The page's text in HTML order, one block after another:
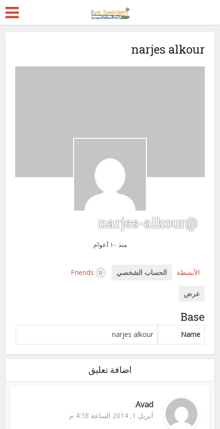
narjes alkour
@narjes-alkour
منذ ١٠ أعوام
الأنشطة الحساب الشخصي Friends 0
عرض
Base
Name
narjes alkour
اضافة تعليق
Avad
:
أبريل 1, 2014 الساعة 4:18 م